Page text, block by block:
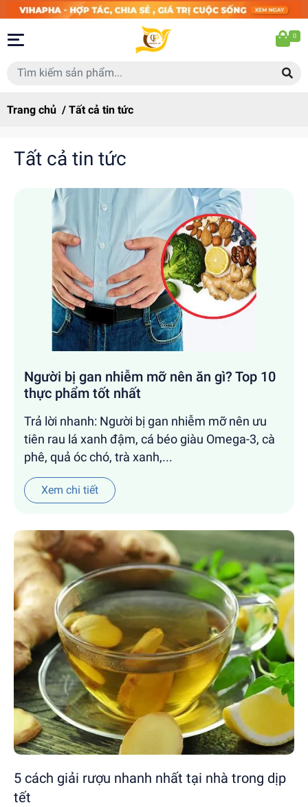
0
Trang chủ / Tất cả tin tức
Tất cả tin tức
Người bị gan nhiễm mỡ nên ăn gì? Top 10
thực phẩm tốt nhất
Trả lời nhanh: Người bị gan nhiễm mỡ nên ưu
tiên rau lá xanh đậm, cá béo giàu Omega-3, cà
phê, quả óc chó, trà xanh,...
Xem chi tiết
5 cách giải rượu nhanh nhất tại nhà trong dịp
tết